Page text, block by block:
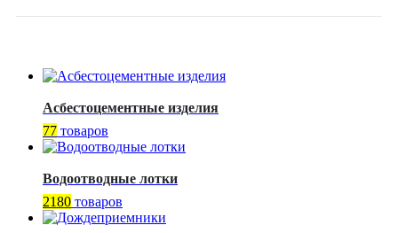
Асбестоцементные изделия
77 товаров
Водоотводные лотки
2180 товаров